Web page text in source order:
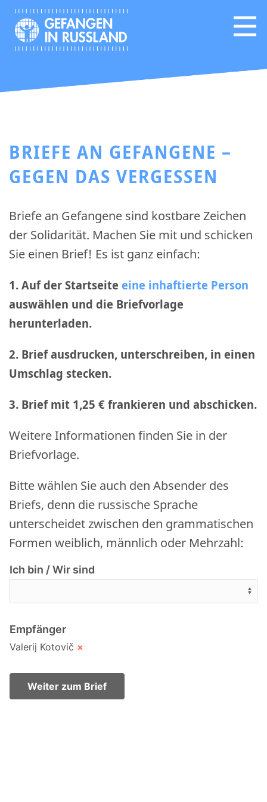
BRIEFE AN GEFANGENE –
GEGEN DAS VERGESSEN
Briefe an Gefangene sind kostbare Zeichen
der Solidarität. Machen Sie mit und schicken
Sie einen Brief! Es ist ganz einfach:
1. Auf der Startseite eine inhaftierte Person
auswählen und die Briefvorlage
herunterladen.
2. Brief ausdrucken, unterschreiben, in einen
Umschlag stecken.
3. Brief mit 1,25 € frankieren und abschicken.
Weitere Informationen finden Sie in der
Briefvorlage.
Bitte wählen Sie auch den Absender des
Briefs, denn die russische Sprache
unterscheidet zwischen den grammatischen
Formen weiblich, männlich oder Mehrzahl:
Ich bin / Wir sind
Empfänger
Valerij Kotovič ×
Weiter zum Brief